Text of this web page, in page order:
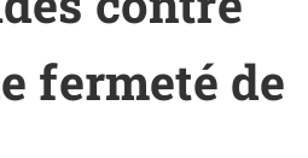
fermeté de